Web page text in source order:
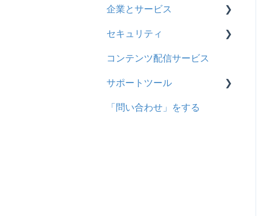
企業とサービス
用語の定義
企業について
統合ユーザーについて
サービスについて
セキュリティ
シングルサインオン設定
証明書認証
MFA(多要素認証)
コンテンツ配信サービス
サポートツール
基本操作
「問い合わせ」をする